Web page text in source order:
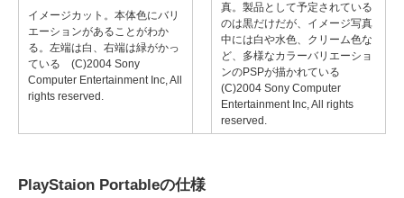
イメージカット。本体色にバリ
エーションがあることがわか
る。左端は白、右端は緑がかっ
ている (C)2004 Sony
Computer Entertainment Inc, All
rights reserved.
真。製品として予定されている
のは黒だけだが、イメージ写真
中には白や水色、クリーム色な
ど、多様なカラーバリエーショ
ンのPSPが描かれている
(C)2004 Sony Computer
Entertainment Inc, All rights
reserved.
PlayStaion Portableの仕様